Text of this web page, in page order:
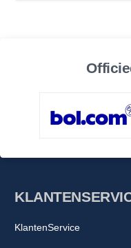
KlantenService